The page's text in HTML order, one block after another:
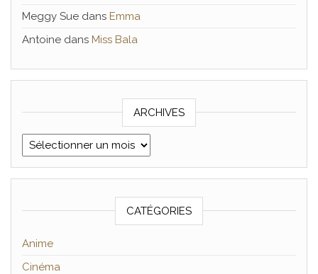
Meggy Sue dans Emma
Antoine dans Miss Bala
ARCHIVES
Archives
CATÉGORIES
Anime
Cinéma